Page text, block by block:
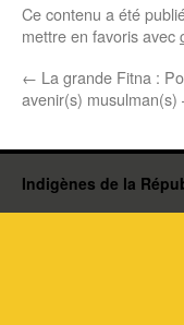
Ce contenu a été
mettre en favoris avec
← La grande Fitna :
avenir(s) musulman(s)
Indigènes de la